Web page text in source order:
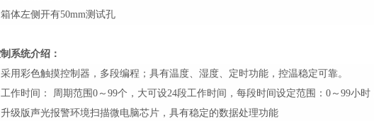
体左侧开有50mm测试孔
系统介绍：
用彩色触摸控制器，多段编程；具有温度、湿度、定时功能，控温稳定可靠。
作时间： 周期范围0～99个，大可设24段工作时间，每段时间设定范围：0～99小时
级版声光报警环境扫描微电脑芯片，具有稳定的数据处理功能